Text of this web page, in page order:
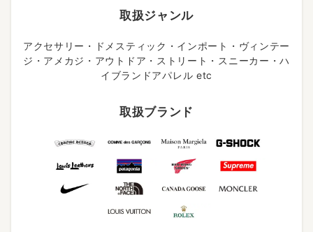
取扱ジャンル
アクセサリー・ドメスティック・インポート・ヴィンテー
ジ・アメカジ・アウトドア・ストリート・スニーカー・ハ
イブランドアパレル etc
取扱ブランド